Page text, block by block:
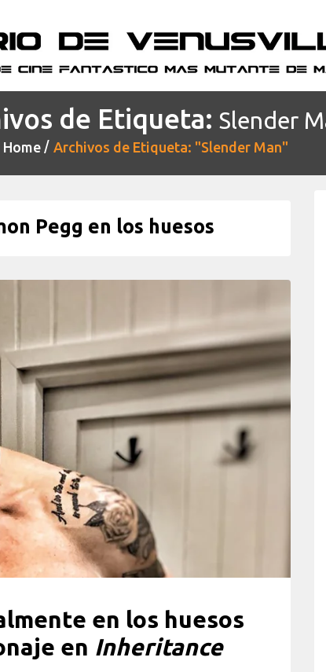
de Etiqueta: Slender
Home Archivos de Etiqueta: "Slender Man"
Pegg en los huesos
en los huesos
en Inheritance